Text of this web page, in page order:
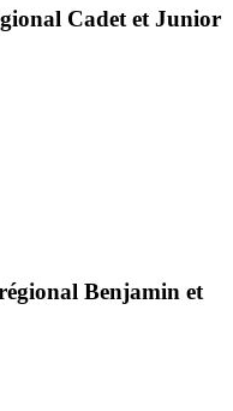
Cadet et Junior
Benjamin et